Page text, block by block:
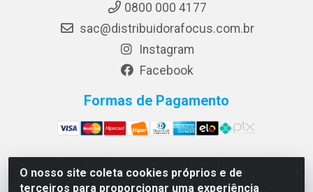
O nosso site coleta cookies próprios e de
terceiros para proporcionar uma experiência
0800 000 4177
sac@distribuidorafocus.com.br
Instagram
Facebook
Formas de Pagamento
Focus Distribuidora LTDA - Rua Republica Eslovaca, 1121